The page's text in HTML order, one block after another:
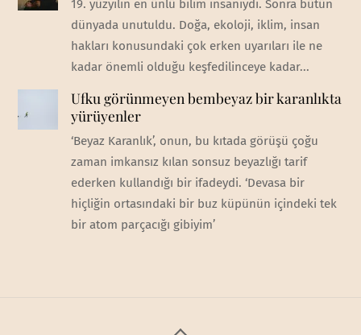
19. yüzyılın en ünlü bilim insanıydı. Sonra bütün
dünyada unutuldu. Doğa, ekoloji, iklim, insan
hakları konusundaki çok erken uyarıları ile ne
kadar önemli olduğu keşfedilinceye kadar...
Ufku görünmeyen bembeyaz bir karanlıkta
yürüyenler
‘Beyaz Karanlık’, onun, bu kıtada görüşü çoğu
zaman imkansız kılan sonsuz beyazlığı tarif
ederken kullandığı bir ifadeydi. ‘Devasa bir
hiçliğin ortasındaki bir buz küpünün içindeki tek
bir atom parçacığı gibiyim’